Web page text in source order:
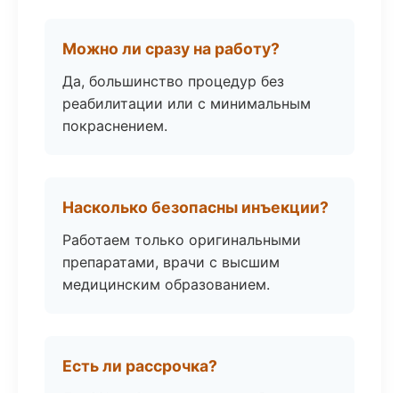
Можно ли сразу на работу?
Да, большинство процедур без
реабилитации или с минимальным
покраснением.
Насколько безопасны инъекции?
Работаем только оригинальными
препаратами, врачи с высшим
медицинским образованием.
Есть ли рассрочка?